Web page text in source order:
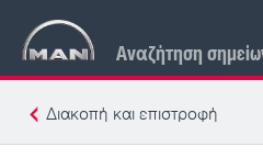
Αναζήτηση
Διακοπή και επιστροφή